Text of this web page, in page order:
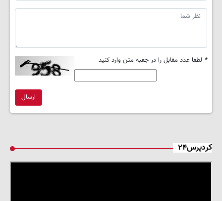
* لطفا عدد مقابل را در جعبه متن وارد کنید
ارسال
کردپرس۲۴